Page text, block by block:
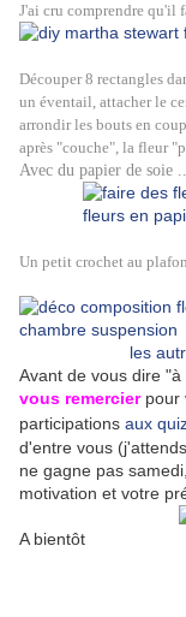
J'ai cru comprendre qu'il
Découper 8 rectangles
un éventail, attacher le
arrondir les bouts en
après "couche", la fleur
Avec du papier de soie
Un petit crochet au
les
Avant de vous dire
vous remercierpour
participations aux
d'entre vous
ne gagne pas
motivation et votre
A bientôt